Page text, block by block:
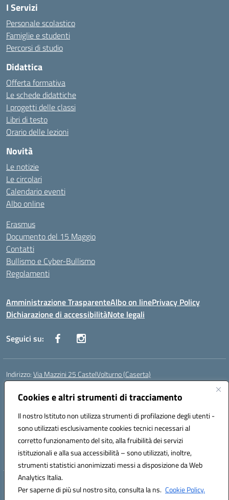
Cookies e altri strumenti di tracciamento
Il nostro Istituto non utilizza strumenti di profilazione degli utenti -
sono utilizzati esclusivamente cookies tecnici necessari al
corretto funzionamento del sito, alla fruibilità dei servizi
istituzionali e alla sua accessibilità – sono utilizzati, inoltre,
strumenti statistici anonimizzati messi a disposizione da Web
Analytics Italia.
Per saperne di più sul nostro sito, consulta la ns. Cookie Policy.
I Servizi
Personale scolastico
Famiglie e studenti
Percorsi di studio
Didattica
Offerta formativa
Le schede didattiche
I progetti delle classi
Libri di testo
Orario delle lezioni
Novità
Le notizie
Le circolari
Calendario eventi
Albo online
Erasmus
Documento del 15 Maggio
Contatti
Bullismo e Cyber-Bullismo
Regolamenti
Amministrazione TrasparenteAlbo on linePrivacy Policy
Dichiarazione di accessibilitàNote legali
Seguici su:
Indirizzo:Via Mazzini 25 CastelVolturno (Caserta)
Centralino:
Posta elettronica certificata (PEC):ceis014005@pec.istruzione.it
Codice fiscale: 93063510619
Codice meccanografico:CEIS014005
Codice Indice delle Pubbliche Amministrazioni (IPA): istsc_ceis014005
Codice unico di fatturazione (CUF): UOU8EW
Hosting & Powered by 3D Solution S.r.l.
Concept & Design by Designers Italia